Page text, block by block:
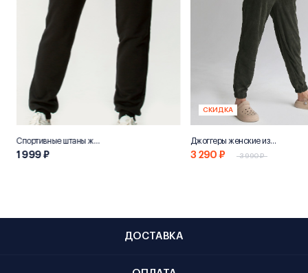
Спортивные штаны женские «НН800»
1 999 ₽
СКИДКА
Джоггеры женские из переработанного хлопка "Эко 800"
3 290 ₽ 3 990 ₽
ДОСТАВКА